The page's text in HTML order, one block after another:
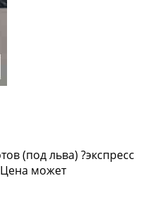
(под льва) ?экспресс
может